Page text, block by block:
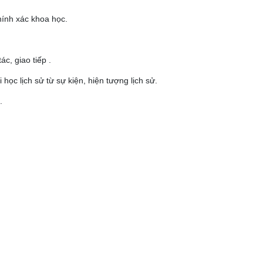
xác khoa học.
giao tiếp .
lịch sử từ sự kiện, hiện tượng lịch sử.